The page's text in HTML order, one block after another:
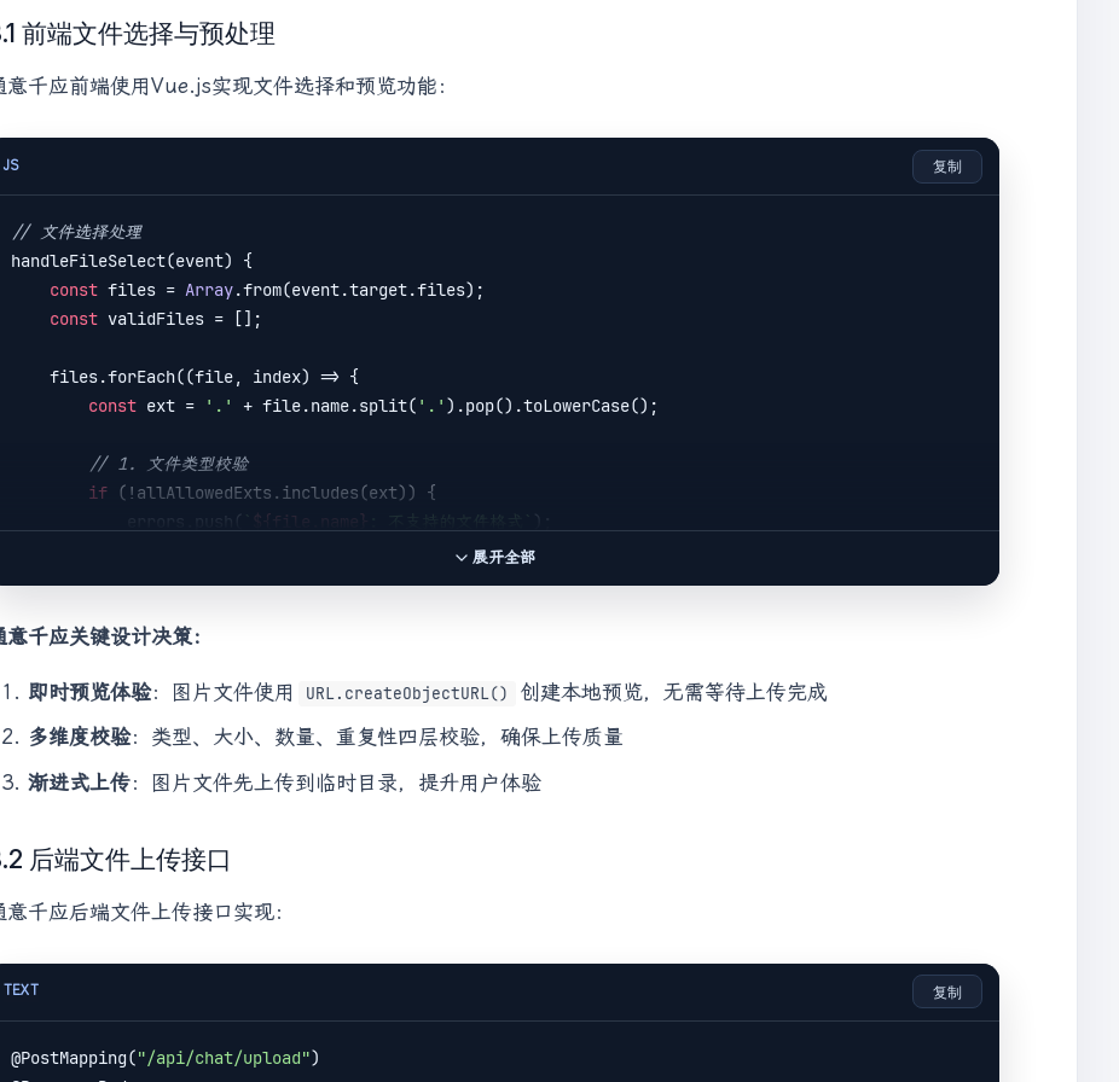
前端文件选择与预处理
意千应前端使用Vue.js实现文件选择和预览功能：
JS 复制
// 文件选择处理
handleFileSelect(event) {
const files = Array.from(event.target.files);
const validFiles = [];
    files.forEach(
(file, index) => {
const ext = '.' + file.name.split( '.' ).pop().toLowerCase();
// 1. 文件类型校验
if (!allAllowedExts.includes(ext)) {
            errors.push(
${file.name} : 不支持的文件格式`
);
// 2. 文件大小校验（100MB限制）
            errors.push(
`${file.name}: 文件大小超过100MB限制`);
return;
        }
if (currentImageCount + newImageCount >=
                errors.push(
return
        }
const isDuplicate = this
展开全部
意千应关键设计决策：
即时预览体验：图片文件使用 URL.createObjectURL()
创建本地预览，无需等待上传完成
多维度校验：类型、大小、数量、重复性四层校验，确保上传质量
渐进式上传：图片文件先上传到临时目录，提升用户体验
后端文件上传接口
意千应后端文件上传接口实现：
TEXT 复制
@PostMapping("/api/chat/upload")